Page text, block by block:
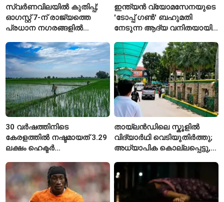
സ്വർണവിലയിൽ കുതിപ്പ്;
ഓഗസ്റ്റ് 7-ന് രാജ്യത്തെ
പ്രധാന നഗരങ്ങളിൽ
ഇന്ത്യൻ വ്യോമസേനയുടെ
'ടോപ്പ് ഗൺ' ബഹുമതി
നേടുന്ന ആദ്യ വനിതയായി
30 വർഷത്തിനിടെ
കേരളത്തിൽ നഷ്ടമായത് 3.29
ലക്ഷം ഹെക്ടർ
തായ്‌ലൻഡിലെ സ്കൂളിൽ
വിദ്യാർഥി വെടിയുതിർത്തു;
അധ്യാപിക കൊല്ലപ്പെട്ടു,